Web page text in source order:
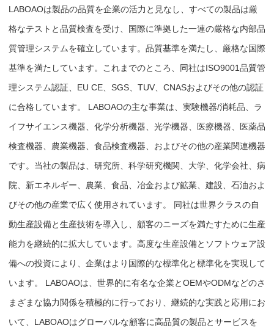
LABOAOは製品の品​​質を企業の活力と見なし、すべての製品は厳
格なテストと品質検査を受け、国際に準拠した一連の厳格な内部品
質管理システムを確立しています。品質基準を満たし、厳格な国際
基準を満たしています。これまでのところ、同社はISO9001品質管
理システム認証、EU CE、SGS、TUV、CNASおよびその他の認証
に合格しています。 LABOAOの主な事業は、実験機器/消耗品、ラ
イフサイエンス機器、化学分析機器、光学機器、医療機器、医薬品
検査機器、農業機器、食品検査機器、およびその他の産業関連機器
です。当社の製品は、研究所、科学研究機関、大学、化学会社、病
院、新エネルギー、農業、食品、冶金および鉱業、建設、石油およ
びその他の産業で広く使用されています。 同社は世界クラスの自
動生産設備と生産技術を導入し、顧客のニーズを満たすために生産
能力を継続的に拡大しています。高度な生産設備とソフトウェア設
備への投資により、企業はより国際的な標準化と標準化を実現して
います。 LABOAOは、世界的に有名な企業とOEMやODMなどのさ
まざまな協力関係を積極的に行っており、継続的な実践と応用にお
いて、LABOAOはグローバルな顧客に高品質の製品とサービスを